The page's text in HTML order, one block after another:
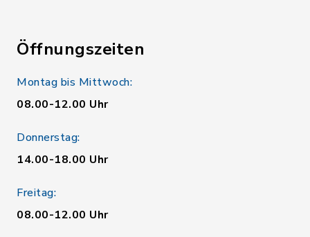
Öffnungszeiten
Montag bis Mittwoch:
08.00-12.00 Uhr
Donnerstag:
14.00-18.00 Uhr
Freitag:
08.00-12.00 Uhr